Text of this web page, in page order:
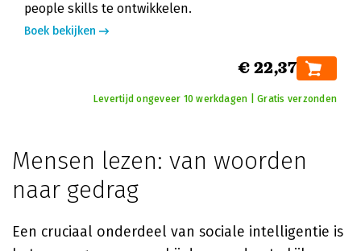
people skills te ontwikkelen.
Boek bekijken
€ 22,37
Levertijd ongeveer 10 werkdagen | Gratis verzonden
Mensen lezen: van woorden
naar gedrag
Een cruciaal onderdeel van sociale intelligentie is